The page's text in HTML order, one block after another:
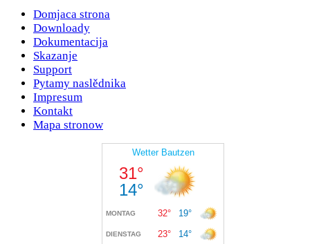
Domjaca strona
Downloady
Dokumentacija
Skazanje
Support
Pytamy naslědnika
Impresum
Kontakt
Mapa stronow